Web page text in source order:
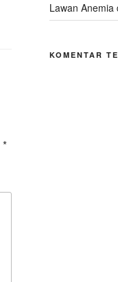
*
Lawan Anemia
KOMENTAR